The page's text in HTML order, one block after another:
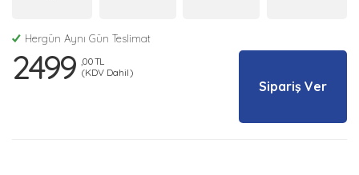
Hergün Aynı Gün Teslimat
2499 ,00 TL
(KDV Dahil)
Sipariş Ver